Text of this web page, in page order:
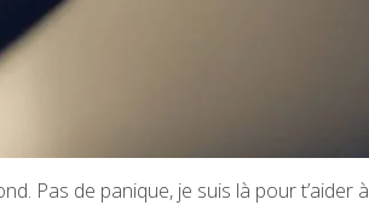
Pas de panique, je suis là pour t’aider à